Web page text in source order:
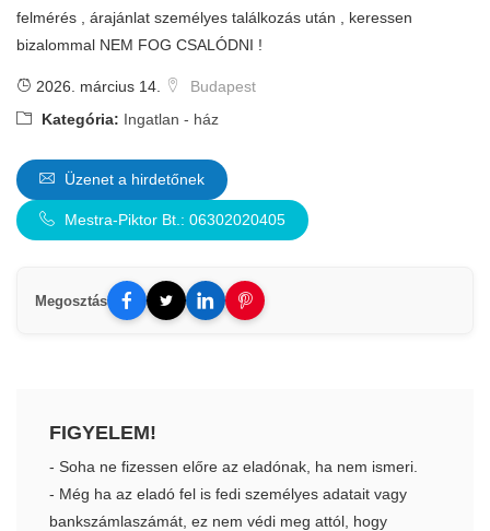
felmérés , árajánlat személyes találkozás után , keressen
bizalommal NEM FOG CSALÓDNI !
2026. március 14.
Budapest
Kategória: Ingatlan - ház
Üzenet a hirdetőnek
Mestra-Piktor Bt.: 06302020405
Megosztás
FIGYELEM!
- Soha ne fizessen előre az eladónak, ha nem ismeri.
- Még ha az eladó fel is fedi személyes adatait vagy
bankszámlaszámát, ez nem védi meg attól, hogy